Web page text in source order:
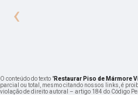
‹
O conteúdo do texto "Restaurar Piso de Mármore
parcial ou total, mesmo citando nossos links, é
violação de direito autoral – artigo 184 do Código